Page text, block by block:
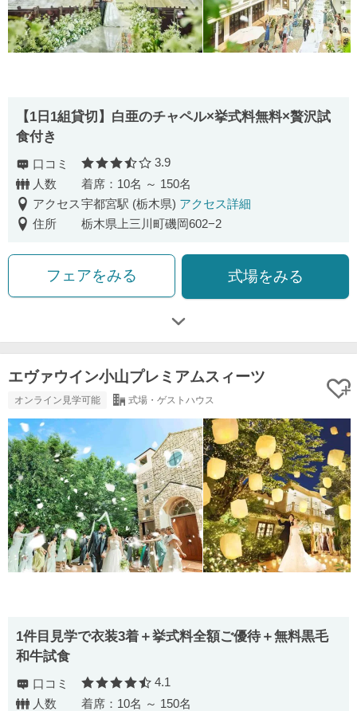
【1日1組貸切】白亜のチャペル×挙式料無料×贅沢試
食付き
口コミ 口コミ評価
3.9
人数
着席：10名 ～ 150名
アクセス宇都宮駅 (栃木県) アクセス詳細
住所
栃木県上三川町磯岡602−2
フェアをみる 式場をみる
エヴァウイン小山プレミアムスィーツ
オンライン見学可能 式場・ゲストハウス
1件目見学で衣装3着＋挙式料全額ご優待＋無料黒毛
和牛試食
口コミ 口コミ評価
4.1
人数
着席：10名 ～ 150名